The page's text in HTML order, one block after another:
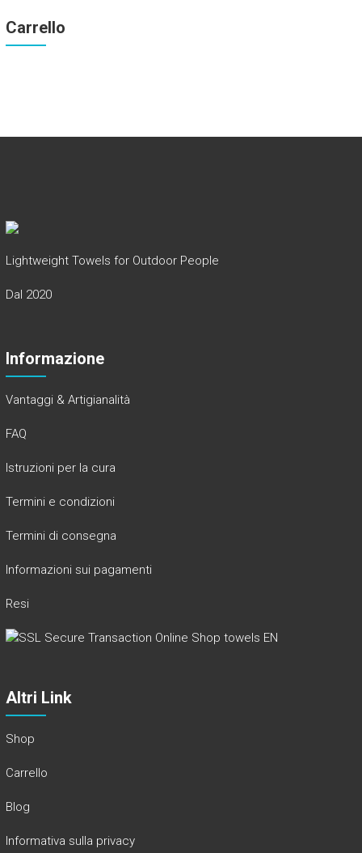
Carrello
Lightweight Towels for Outdoor People
Dal 2020
Informazione
Vantaggi & Artigianalità
FAQ
Istruzioni per la cura
Termini e condizioni
Termini di consegna
Informazioni sui pagamenti
Resi
Altri Link
Shop
Carrello
Blog
Informativa sulla privacy